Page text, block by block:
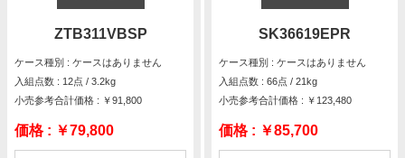
ZTB311VBSP
ケース種別 : ケースはありません
入組点数 : 12点 / 3.2kg
小売参考合計価格 : ￥91,800
価格 : ￥79,800
SK36619EPR
ケース種別 : ケースはありません
入組点数 : 66点 / 21kg
小売参考合計価格 : ￥123,480
価格 : ￥85,700